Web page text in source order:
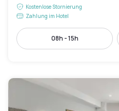
Kostenlose Stornierung
Zahlung im Hotel
08h - 15h